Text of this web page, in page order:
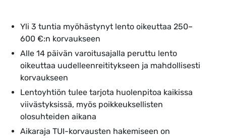
Yli 3 tuntia myöhästynyt lento oikeuttaa 250–
600 €:n korvaukseen
Alle 14 päivän varoitusajalla peruttu lento
oikeuttaa uudelleenreititykseen ja mahdollisesti
korvaukseen
Lentoyhtiön tulee tarjota huolenpitoa kaikissa
viivästyksissä, myös poikkeuksellisten
olosuhteiden aikana
Aikaraja TUI-korvausten hakemiseen on